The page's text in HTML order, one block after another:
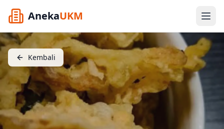
AnekaUKM
Kembali